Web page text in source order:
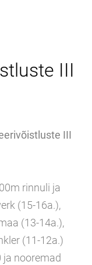
III
III
rinnuli ja
(15-16a.),
(13-14a.),
(11-12a.)
ja nooremad